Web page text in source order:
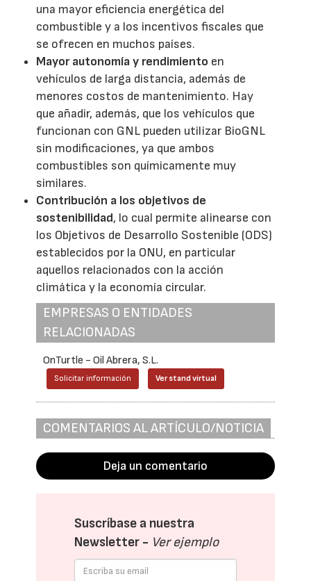
una mayor eficiencia energética del
combustible y a los incentivos fiscales que
se ofrecen en muchos países.
Mayor autonomía y rendimiento en
vehículos de larga distancia, además de
menores costos de mantenimiento. Hay
que añadir, además, que los vehículos que
funcionan con GNL pueden utilizar BioGNL
sin modificaciones, ya que ambos
combustibles son químicamente muy
similares.
Contribución a los objetivos de
sostenibilidad, lo cual permite alinearse con
los Objetivos de Desarrollo Sostenible (ODS)
establecidos por la ONU, en particular
aquellos relacionados con la acción
climática y la economía circular.
EMPRESAS O ENTIDADES
RELACIONADAS
OnTurtle - Oil Abrera, S.L.
Solicitar información Ver stand virtual
COMENTARIOS AL ARTÍCULO/NOTICIA
Deja un comentario
Suscríbase a nuestra
Newsletter - Ver ejemplo